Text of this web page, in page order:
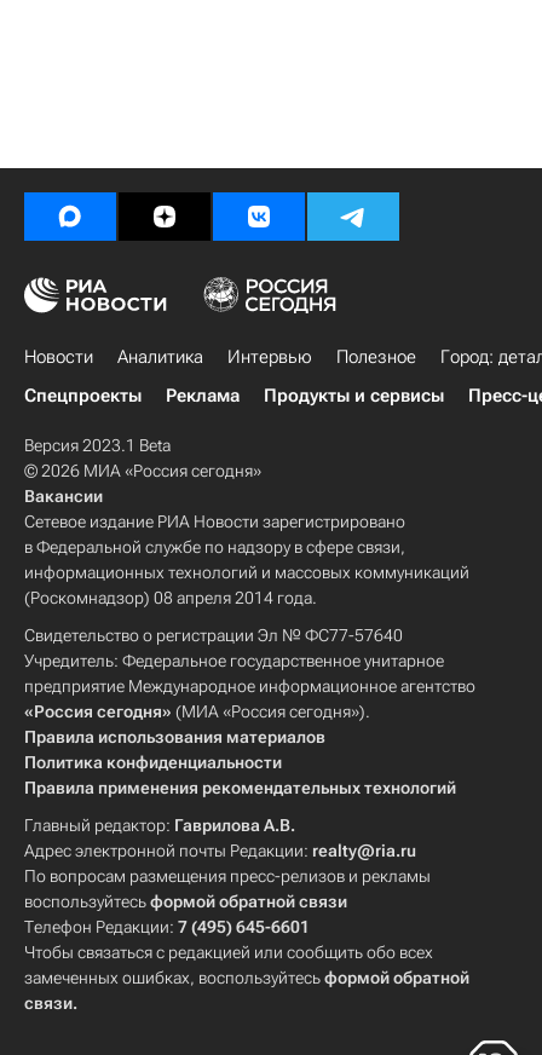
Новости Аналитика Интервью Полезное
Город:
Спецпроекты
Реклама Продукты и сервисы Пресс-
Версия 2023.1 Beta
© 2026 МИА «Россия сегодня»
Вакансии
Сетевое издание РИА Новости зарегистрировано
в Федеральной службе по надзору в сфере связи,
информационных технологий и массовых коммуникаций
(Роскомнадзор) 08 апреля 2014 года.
Свидетельство о регистрации Эл № ФС77-57640
Учредитель: Федеральное государственное унитарное
предприятие Международное информационное агентство
«Россия сегодня» (МИА «Россия сегодня»).
Правила использования материалов
Политика конфиденциальности
Правила применения рекомендательных технологий
Главный редактор: Гаврилова А.В.
Адрес электронной почты Редакции: realty@ria.ru
По вопросам размещения пресс-релизов и рекламы
воспользуйтесьформой обратной связи
Телефон Редакции: 7 (495) 645-6601
Чтобы связаться с редакцией или сообщить обо всех
замеченных ошибках, воспользуйтесьформой обратной
связи.